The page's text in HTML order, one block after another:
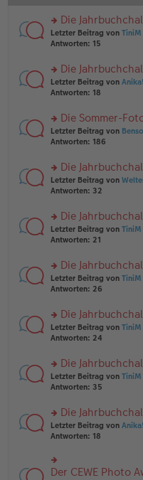
1
v
o
n
1
rs
te
n
g
el
e
n
er
tr
a
g
Die
Letzter Beitrag von TiniM
Antworten: 15
rs
te
n
g
el
e
n
er
tr
a
g
Die
Letzter Beitrag von
Antworten: 18
rs
te
n
g
el
e
n
er
tr
a
g
Die Sommer-
Letzter Beitrag von
Antworten: 186
rs
te
n
g
el
e
n
er
tr
a
g
Die
Letzter Beitrag von
Antworten: 32
rs
te
n
g
el
e
n
er
tr
a
g
Die
Letzter Beitrag von TiniM
Antworten: 21
rs
te
n
g
el
e
n
er
tr
a
g
Die
Letzter Beitrag von TiniM
Antworten: 26
rs
te
n
g
el
e
n
er
tr
a
Die
Letzter Beitrag von TiniM
Antworten: 24
rs
te
n
g
el
e
n
Die
Letzter Beitrag von TiniM
Antworten: 35
rs
te
u
n
Die
Letzter Beitrag von
Antworten: 18
rs
Der CEWE Photo